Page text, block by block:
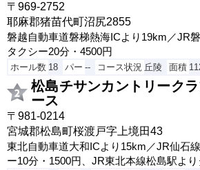
男鹿市五里合箱井字長信太68-2
新・秋田ウィンズカントリークラブ
大仙市協和中淀川字古種沢ノ内油沢1-1
大仙市民ゴルフ倶楽部
大仙市花館柳町1-1
ノースハンプトンゴルフ倶楽部
秋田市河辺神内字沼の沢1-1
能代カントリークラブ
八峰町峰浜田中字大土面18
〒969-2752
耶麻郡猪苗代町沼尻2855
磐越自動車道磐梯熱海ICより19km／JR
タクシー20分・4500円
ホール数 18 パー -- コース状況 丘陵 面積
松島チサンカントリーク
ース
〒981-0214
宮城郡松島町桜渡戸字上境田43
東北自動車道大和ICより15km／JR仙石
ー10分・1500円、JR東北本線松島駅よ